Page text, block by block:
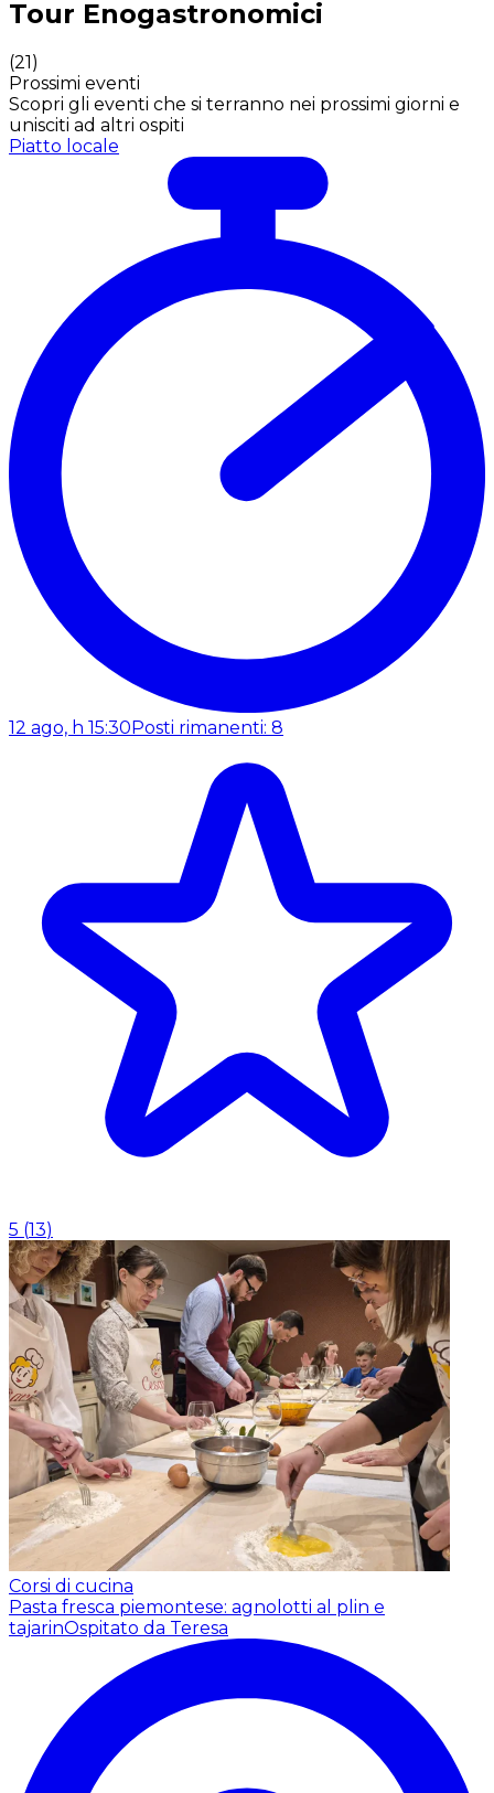
Tour Enogastronomici
(21)
Prossimi eventi
Scopri gli eventi che si terranno nei prossimi giorni e
unisciti ad altri ospiti
Piatto locale
12 ago, h 15:30 Posti rimanenti: 8
5 (13)
Corsi di cucina
Pasta fresca piemontese: agnolotti al plin e
tajarinOspitato da Teresa